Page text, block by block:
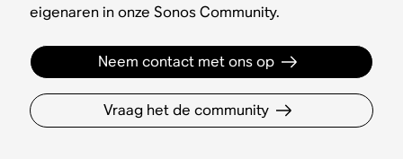
eigenaren in onze Sonos Community.
Neem contact met ons op
Vraag het de community